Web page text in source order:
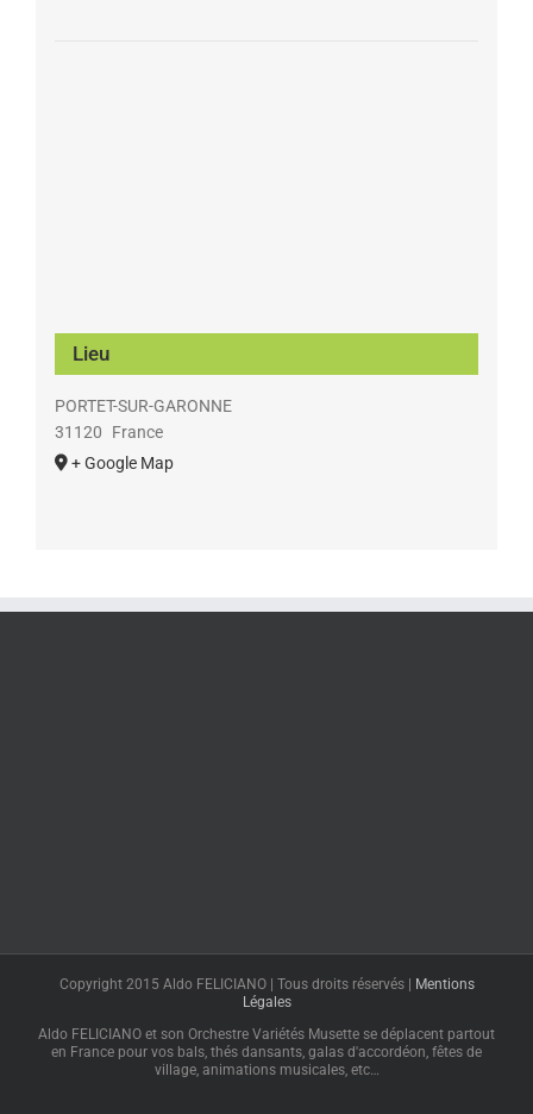
Lieu
PORTET-SUR-GARONNE
31120
France
+ Google Map
Copyright 2015 Aldo FELICIANO | Tous droits réservés |
Mentions
Légales
Aldo FELICIANO et son Orchestre Variétés Musette se déplacent partout
en France pour vos bals, thés dansants, galas d'accordéon, fêtes de
village, animations musicales, etc…